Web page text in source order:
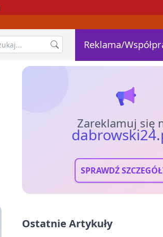
Reklama/
Zareklamuj się
SPRAWDŹ
Ostatnie Artykuły